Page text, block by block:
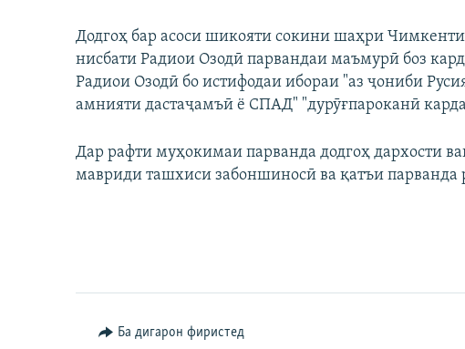
Додгоҳ бар асоси шикояти сокини шаҳри
нисбати Радиои Озодӣ парвандаи маъмурӣ боз
Радиои Озодӣ бо истифодаи ибораи "аз ҷониби
амнияти дастаҷамъӣ ё СПАД" "дурӯғпароканӣ
Дар рафти муҳокимаи парванда додгоҳ дархости
мавриди ташхиси забоншиносӣ ва қатъи парванда
Ба дигарон фиристед